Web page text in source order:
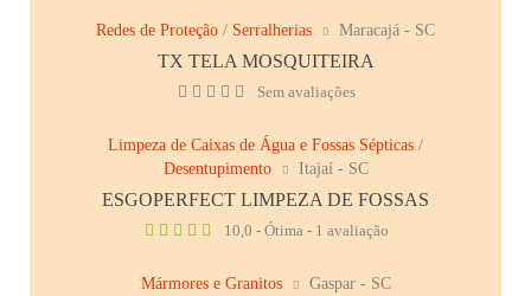
Redes de Proteção / Serralherias Maracajá - SC
TX TELA MOSQUITEIRA
Sem avaliações
Limpeza de Caixas de Água e Fossas Sépticas /
Desentupimento
Itajaí - SC
ESGOPERFECT LIMPEZA DE FOSSAS
10,0 - Ótima - 1 avaliação
Mármores e Granitos Gaspar - SC